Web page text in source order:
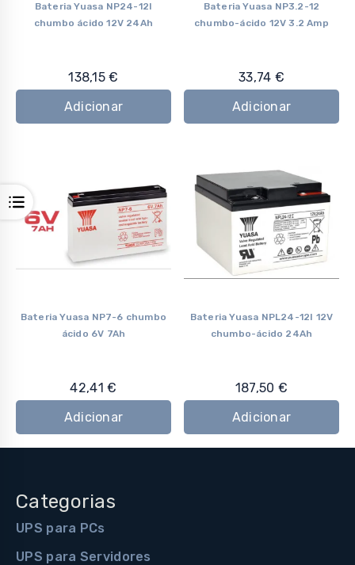
Bateria Yuasa NP24-12I
chumbo ácido 12V 24Ah
138,15€
Adicionar
Bateria Yuasa NP3.2-12
chumbo-ácido 12V 3.2 Amp
33,74 €
Adicionar
Bateria Yuasa NP7-6 chumbo
ácido 6V 7Ah
42,41€
Adicionar
Bateria Yuasa NPL24-12I 12V
chumbo-ácido 24Ah
187,50 €
Adicionar
Categorias
UPS para PCs
UPS para Servidores